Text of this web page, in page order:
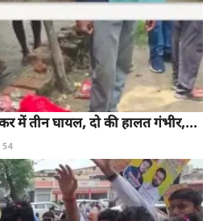
में तीन घायल, दो की हालत गंभीर,...
54